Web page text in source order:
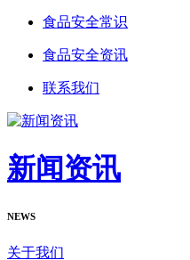
食品安全常识
食品安全资讯
联系我们
新闻资讯
NEWS
关于我们